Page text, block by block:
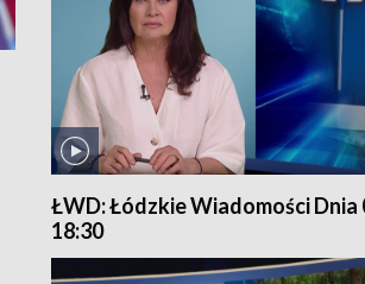
ŁWD: Łódzkie Wiadomości Dnia
18:30